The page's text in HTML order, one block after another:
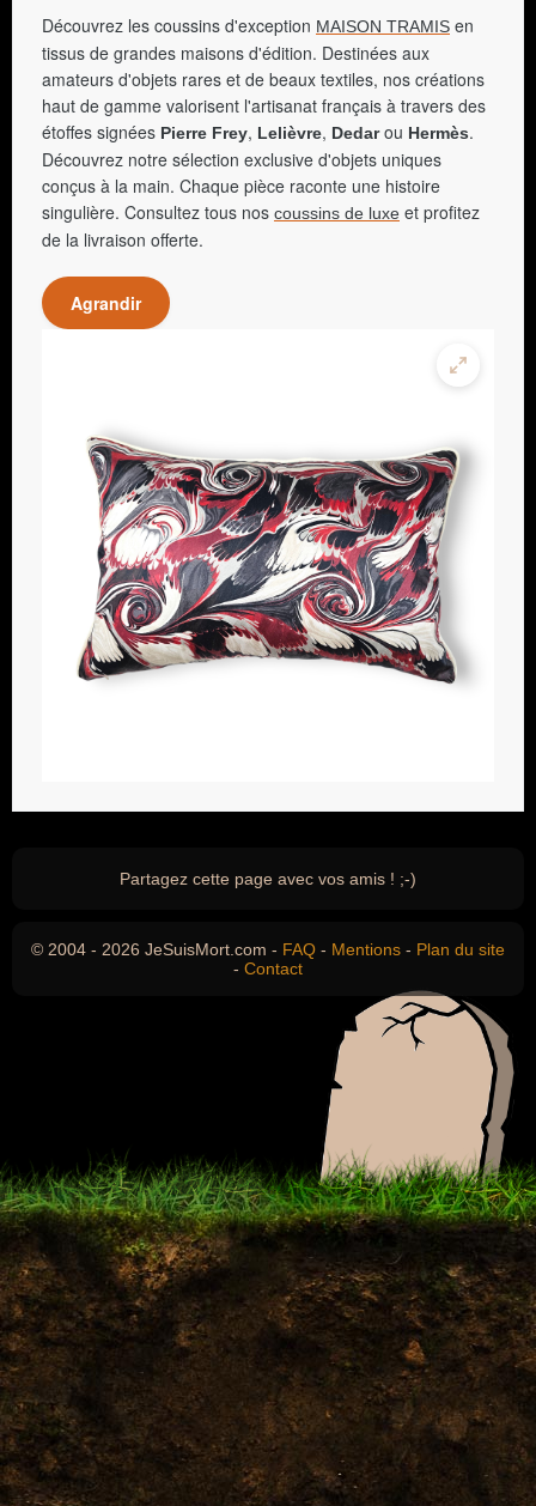
Découvrez les coussins d'exception MAISON TRAMIS en
tissus de grandes maisons d'édition. Destinées aux
amateurs d'objets rares et de beaux textiles, nos créations
haut de gamme valorisent l'artisanat français à travers des
étoffes signées Pierre Frey, Lelièvre, Dedarou Hermès.
Découvrez notre sélection exclusive d'objets uniques
conçus à la main. Chaque pièce raconte une histoire
singulière. Consultez tous nos coussins de luxe et profitez
de la livraison offerte.
Agrandir
Partagez cette page avec vos amis ! ;-)
© 2004 - 2026 JeSuisMort.com - FAQ - Mentions - Plan du site
- Contact